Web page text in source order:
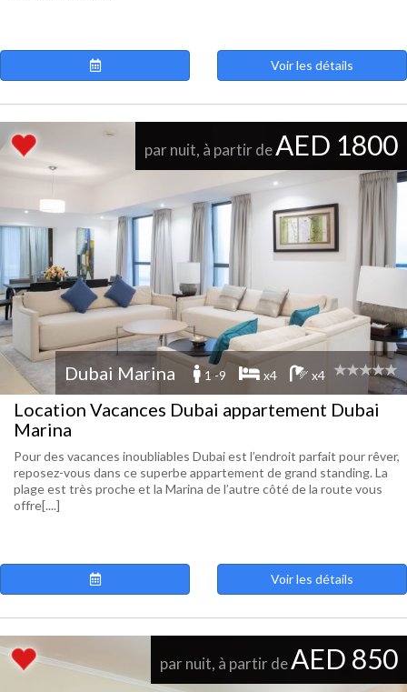
Voir les détails
par nuit, à partir deAED 1800
Dubai Marina 1 -9 x4 x4
Location Vacances Dubai appartement Dubai
Marina
Pour des vacances inoubliables Dubai est l’endroit parfait pour rêver,
reposez-vous dans ce superbe appartement de grand standing. La
plage est très proche et la Marina de l’autre côté de la route vous
offre[....]
Voir les détails
par nuit, à partir deAED 850